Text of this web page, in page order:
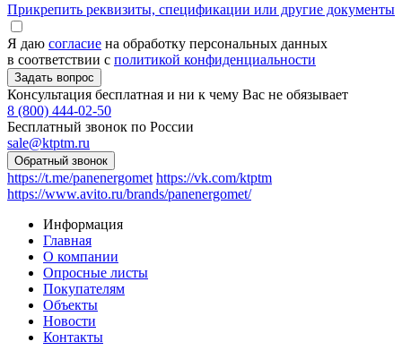
Прикрепить реквизиты, спецификации или другие документы
Я даю согласие на обработку персональных данных
в соответствии с политикой конфиденциальности
Консультация бесплатная и ни к чему Вас не обязывает
8 (800) 444-02-50
Бесплатный звонок по России
sale@ktptm.ru
https://t.me/panenergomet https://vk.com/ktptm
https://www.avito.ru/brands/panenergomet/
Информация
Главная
О компании
Опросные листы
Покупателям
Объекты
Новости
Контакты